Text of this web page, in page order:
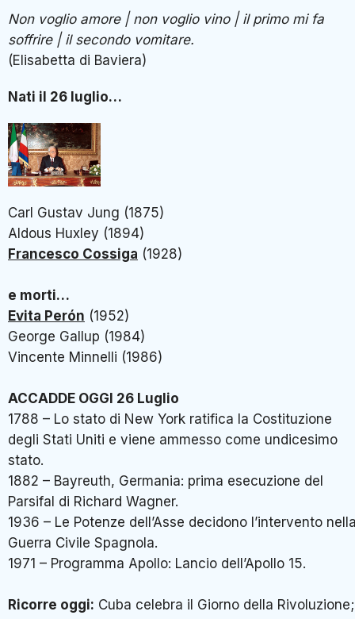
Non voglio amore | non voglio vino | il primo mi fa
soffrire | il secondo vomitare.
(Elisabetta di Baviera)
Nati il 26 luglio…
Carl Gustav Jung (1875)
Aldous Huxley (1894)
Francesco Cossiga (1928)
e morti…
Evita Perón (1952)
George Gallup (1984)
Vincente Minnelli (1986)
ACCADDE OGGI 26 Luglio
1788 – Lo stato di New York ratifica la Costituzione
degli Stati Uniti e viene ammesso come undicesimo
stato.
1882 – Bayreuth, Germania: prima esecuzione del
Parsifal di Richard Wagner.
1936 – Le Potenze dell’Asse decidono l’intervento
Guerra Civile Spagnola.
1971 – Programma Apollo: Lancio dell’Apollo 15.
Ricorre oggi: Cuba celebra il Giorno della Rivoluzione;